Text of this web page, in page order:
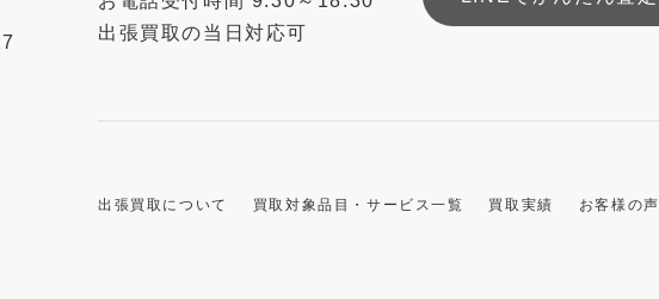
出張買取の当日対応可
出張買取について 買取対象品目・サービス一覧 買取実績 お客様の声